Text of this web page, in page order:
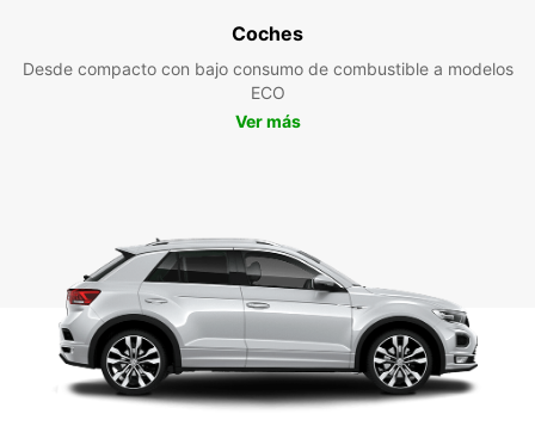
Coches
Desde compacto con bajo consumo de combustible a modelos
ECO
Ver más